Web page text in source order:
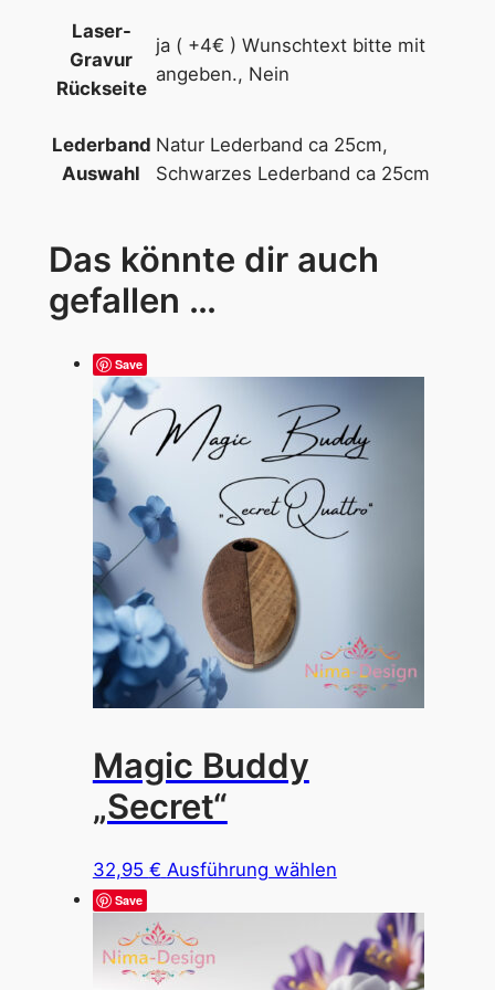
Laser-
Gravur
Rückseite
ja ( +4€ ) Wunschtext bitte mit
angeben., Nein
Lederband
Auswahl
Natur Lederband ca 25cm,
Schwarzes Lederband ca 25cm
Das könnte dir auch
gefallen …
Save
Magic Buddy
„Secret“
32,95 € Ausführung wählenDieses
weist
mehrere
Varianten
Save